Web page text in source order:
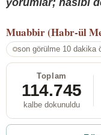
Muabbir (Habr-ül
son görülme 10 dakika
Toplam
114.745
kalbe dokunuldu